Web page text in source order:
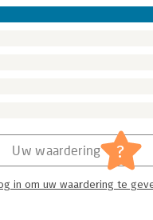
van het jaar’
een leiderschapsboek
een raving fan! Neem,
Uw waardering ?
in om uw waardering te